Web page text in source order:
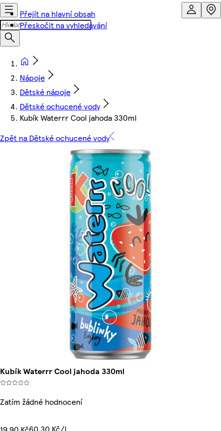
Přejít na hlavní obsah
Přeskočit na vyhledávání
Nápoje
Dětské nápoje
Dětské ochucené vody
Kubík Waterrr Cool jahoda 330ml
Zpět na Dětské ochucené vody
Kubík Waterrr Cool jahoda 330ml
Zatím žádné hodnocení